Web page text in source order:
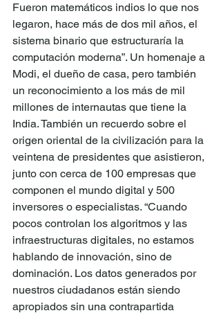
Fueron matemáticos indios lo que nos
legaron, hace más de dos mil años, el
sistema binario que estructuraría la
computación moderna”. Un homenaje a
Modi, el dueño de casa, pero también
un reconocimiento a los más de mil
millones de internautas que tiene la
India. También un recuerdo sobre el
origen oriental de la civilización para la
veintena de presidentes que asistieron,
junto con cerca de 100 empresas que
componen el mundo digital y 500
inversores o especialistas. “Cuando
pocos controlan los algoritmos y las
infraestructuras digitales, no estamos
hablando de innovación, sino de
dominación. Los datos generados por
nuestros ciudadanos están siendo
apropiados sin una contrapartida